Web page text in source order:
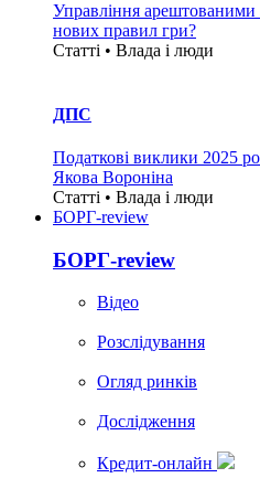
Управління арештованими
нових правил гри?
Статті • Влада i люди
ДПС
Податкові виклики 2025
Якова Вороніна
Статті • Влада i люди
БОРГ-review
БОРГ-review
Вiдео
Розслідування
Огляд ринків
Дослідження
Кредит-онлайн